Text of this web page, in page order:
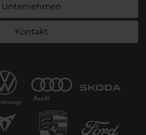
Unternehmen
Kontakt